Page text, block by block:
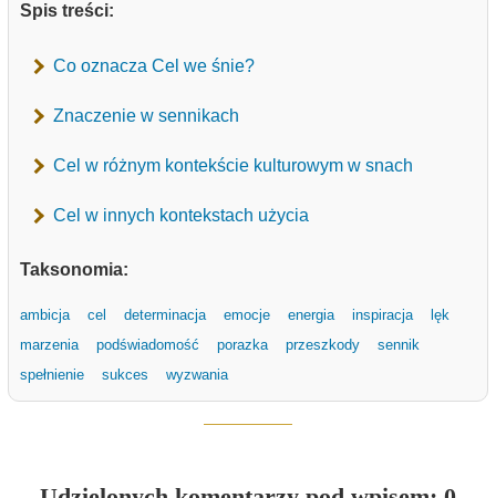
Spis treści:
Co oznacza Cel we śnie?
Znaczenie w sennikach
Cel w różnym kontekście kulturowym w snach
Cel w innych kontekstach użycia
Taksonomia:
ambicja cel determinacja emocje energia inspiracja
lęk
marzenia
podświadomość porazka przeszkody
sennik
spełnienie
sukces wyzwania